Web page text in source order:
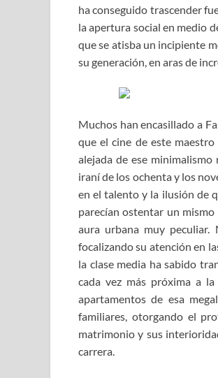
o
k
r
o
n
n
k
e
e
s
t
ha conseguido trascender
la apertura social en medio
que se atisba un incipiente
su generación, en aras de
Muchos han encasillado a
que el cine de este
alejada de ese
iraní de los ochenta y los
en el talento y la ilusión de
parecían ostentar un
aura urbana muy
focalizando su atención en
la clase media ha sabido
cada vez más próxima a
apartamentos de esa
familiares, otorgando el
matrimonio y sus
carrera.